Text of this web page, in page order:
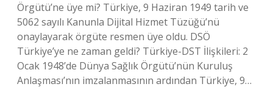
Örgütü’ne üye mi? Türkiye, 9 Haziran 1949 tarih ve
5062 sayılı Kanunla Dijital Hizmet Tüzüğü’nü
onaylayarak örgüte resmen üye oldu. DSÖ
Türkiye’ye ne zaman geldi? Türkiye-DST İlişkileri: 2
Ocak 1948’de Dünya Sağlık Örgütü’nün Kuruluş
Anlaşması’nın imzalanmasının ardından Türkiye, 9…